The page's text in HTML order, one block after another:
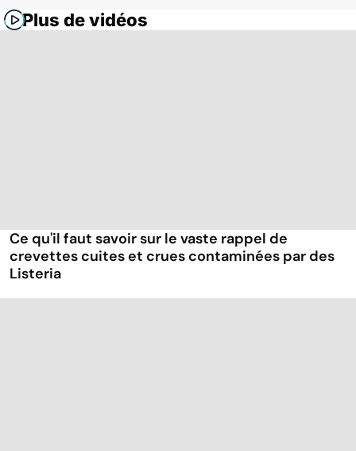
Plus de vidéos
Ce qu'il faut savoir sur le vaste rappel de
crevettes cuites et crues contaminées par des
Listeria